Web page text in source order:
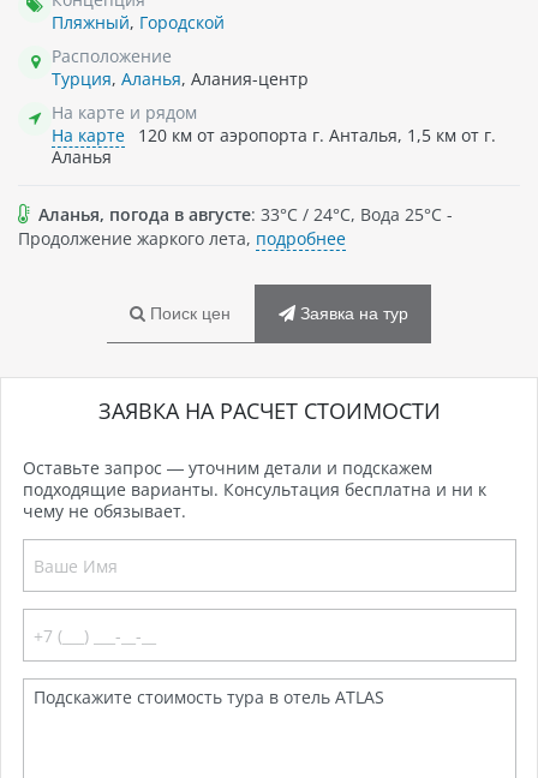
Пляжный, Городской
Расположение
Турция, Аланья, Алания-центр
На карте и рядом
На карте
120 км от аэропорта г. Анталья, 1,5 км от г.
Аланья
Аланья, погода в августе: 33°C / 24°C, Вода 25°C -
Продолжение жаркого лета, подробнее
Поиск цен Заявка на тур
ЗАЯВКА НА РАСЧЕТ СТОИМОСТИ
Оставьте запрос — уточним детали и подскажем
подходящие варианты. Консультация бесплатна и ни к
чему не обязывает.